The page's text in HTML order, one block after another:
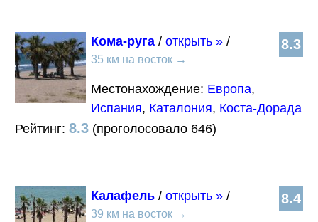
8.3
Кома-руга / открыть » /
35 км на восток →
Местонахождение: Европа,
Испания, Каталония, Коста-Дорада
Рейтинг: 8.3 (проголосовало 646)
8.4
Калафель / открыть » /
39 км на восток →